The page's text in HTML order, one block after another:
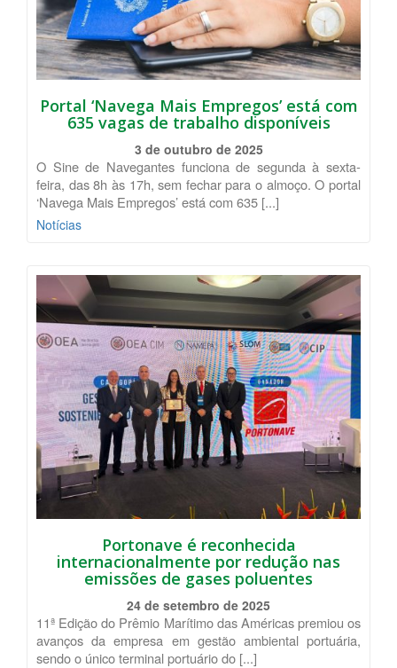
Portal ‘Navega Mais Empregos’ está com
635 vagas de trabalho disponíveis
3 de outubro de 2025
O Sine de Navegantes funciona de segunda à sexta-
feira, das 8h às 17h, sem fechar para o almoço. O portal
‘Navega Mais Empregos’ está com 635 [...]
Notícias
Portonave é reconhecida
internacionalmente por redução nas
emissões de gases poluentes
24 de setembro de 2025
11ª Edição do Prêmio Marítimo das Américas premiou os
avanços da empresa em gestão ambiental portuária,
sendo o único terminal portuário do [...]